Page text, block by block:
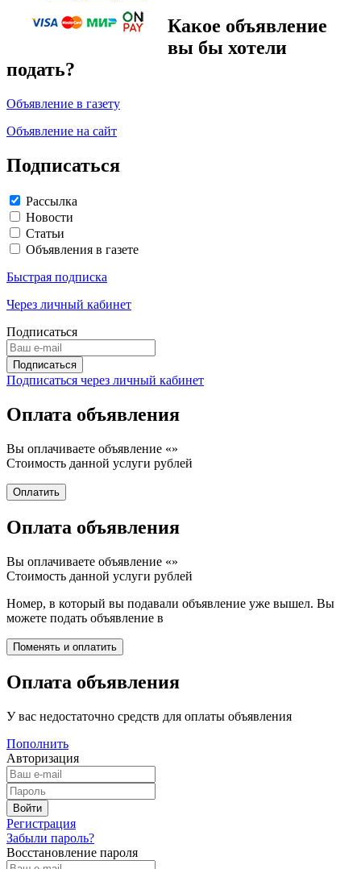
Какое объявление
вы бы хотели
подать?
Объявление в газету
Объявление на сайт
Подписаться
Рассылка
Новости
Статьи
Объявления в газете
Быстрая подписка
Через личный кабинет
Подписаться
Подписаться через личный кабинет
Оплата объявления
Вы оплачиваете объявление «»
Стоимость данной услуги рублей
Оплата объявления
Вы оплачиваете объявление «»
Стоимость данной услуги рублей
Номер, в который вы подавали объявление уже вышел. Вы
можете подать объявление в
Оплата объявления
У вас недостаточно средств для оплаты объявления
Пополнить
Авторизация
Регистрация
Забыли пароль?
Восстановление пароля